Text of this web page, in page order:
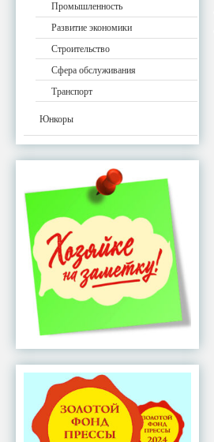
Промышленность
Развитие экономики
Строительство
Сфера обслуживания
Транспорт
Юнкоры